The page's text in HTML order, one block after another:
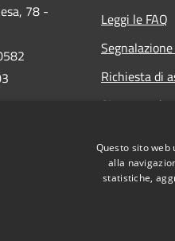
78 -
Leggi le FAQ
Richiesta di
Sito
Questo sito
alla
statistiche,